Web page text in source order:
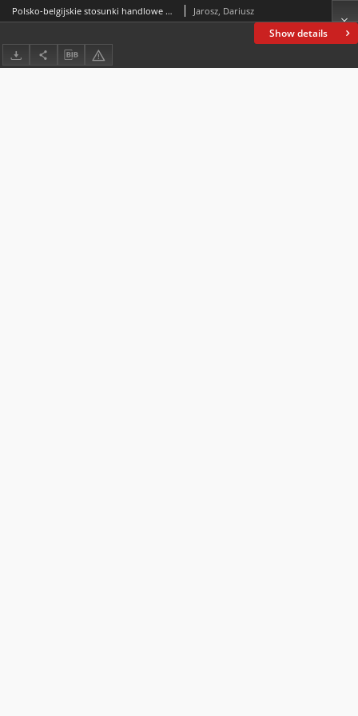
Show details
Polsko-belgijskie stosunki handlowe w latach 1945–1976 w świetle polskich materiałów archiwalnych Jarosz, Dariusz